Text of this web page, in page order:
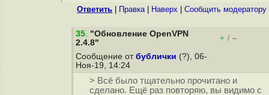
Ответить Правка| Наверх Cообщить модератору
35. "Обновление OpenVPN
2.4.8"
+ / –
Сообщение от бублички (?), 06-
Ноя-19, 14:24
> Всё было тщательно прочитано и
сделано. Ещё раз повторяю, вы видимо с